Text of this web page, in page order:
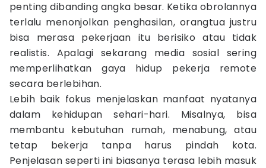
penting dibanding angka besar. Ketika obrolannya
terlalu menonjolkan penghasilan, orangtua justru
bisa merasa pekerjaan itu berisiko atau tidak
realistis. Apalagi sekarang media sosial sering
memperlihatkan gaya hidup pekerja remote
secara berlebihan.
Lebih baik fokus menjelaskan manfaat nyatanya
dalam kehidupan sehari-hari. Misalnya, bisa
membantu kebutuhan rumah, menabung, atau
tetap bekerja tanpa harus pindah kota.
Penjelasan seperti ini biasanya terasa lebih masuk